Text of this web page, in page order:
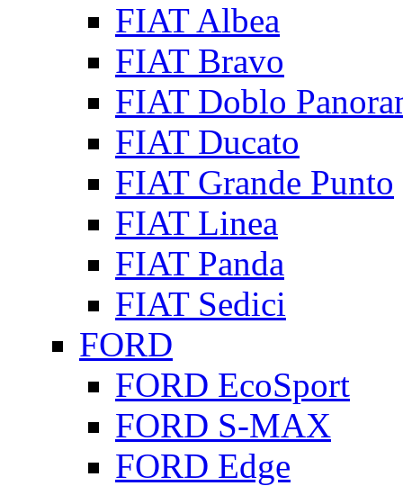
FIAT Albea
FIAT Bravo
FIAT Doblo
FIAT Ducato
FIAT Grande Punto
FIAT Linea
FIAT Panda
FIAT Sedici
FORD
FORD EcoSport
FORD S-MAX
FORD Edge